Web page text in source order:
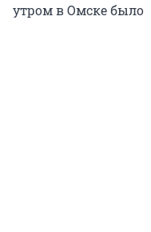
утром в Омске было